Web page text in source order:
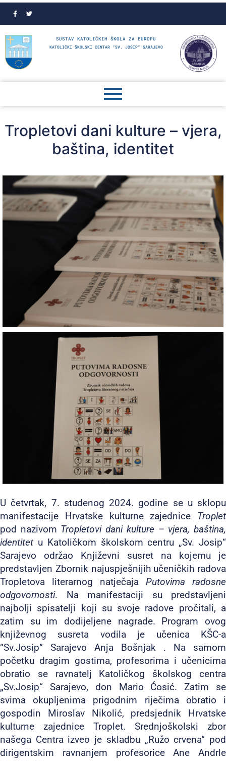
SUSTAV KATOLIČKIH ŠKOLA ZA EUROPU
KATOLIČKI ŠKOLSKI CENTAR "SV. JOSIP" SARAJEVO
Tropletovi dani kulture – vjera,
baština, identitet
U četvrtak, 7. studenog 2024. godine se u sklopu
manifestacije Hrvatske kulturne zajednice Troplet
pod nazivom Tropletovi dani kulture – vjera, baština,
identitet u Katoličkom školskom centru „Sv. Josip“
Sarajevo održao Književni susret na kojemu je
predstavljen Zbornik najuspješnijih učeničkih radova
Tropletova literarnog natječaja Putovima radosne
odgovornosti. Na manifestaciji su predstavljeni
najbolji spisatelji koji su svoje radove pročitali, a
zatim su im dodijeljene nagrade. Program ovog
književnog susreta vodila je učenica KŠC-a
“Sv.Josip” Sarajevo Anja Bošnjak . Na samom
početku dragim gostima, profesorima i učenicima
obratio se ravnatelj Katoličkog školskog centra
„Sv.Josip“ Sarajevo, don Mario Ćosić. Zatim se
svima okupljenima prigodnim riječima obratio i
gospodin Miroslav Nikolić, predsjednik Hrvatske
kulturne zajednice Troplet. Srednjoškolski zbor
našega Centra izveo je skladbu „Ružo crvena“ pod
dirigentskim ravnanjem profesorice Ane Andrle